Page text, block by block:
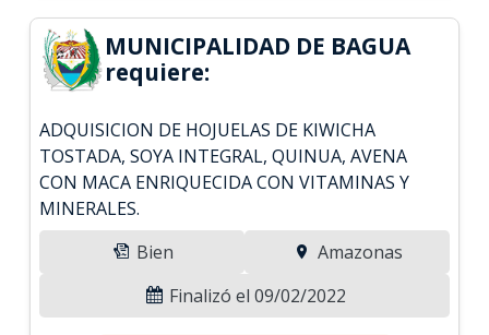
MUNICIPALIDAD DE BAGUA
requiere:
ADQUISICION DE HOJUELAS DE KIWICHA
TOSTADA, SOYA INTEGRAL, QUINUA, AVENA
CON MACA ENRIQUECIDA CON VITAMINAS Y
MINERALES.
Bien
Amazonas
Finalizó el 09/02/2022